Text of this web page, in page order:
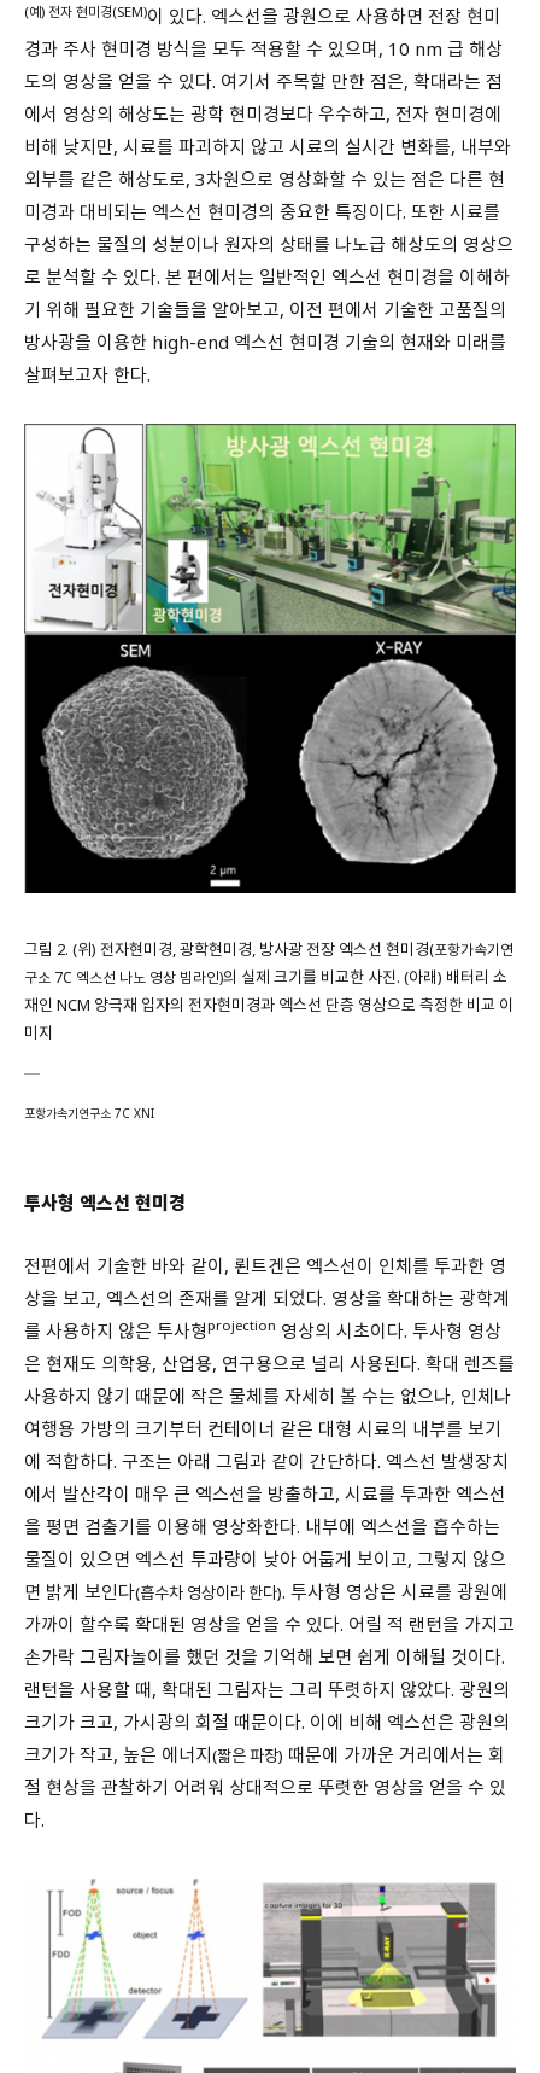
(예) 전자 현미경(SEM)이 있다. 엑스선을 광원으로 사용하면 전장 현미
경과 주사 현미경 방식을 모두 적용할 수 있으며, 10 nm 급 해상
도의 영상을 얻을 수 있다. 여기서 주목할 만한 점은, 확대라는 점
에서 영상의 해상도는 광학 현미경보다 우수하고, 전자 현미경에
비해 낮지만, 시료를 파괴하지 않고 시료의 실시간 변화를, 내부와
외부를 같은 해상도로, 3차원으로 영상화할 수 있는 점은 다른 현
미경과 대비되는 엑스선 현미경의 중요한 특징이다. 또한 시료를
구성하는 물질의 성분이나 원자의 상태를 나노급 해상도의 영상으
로 분석할 수 있다. 본 편에서는 일반적인 엑스선 현미경을 이해하
기 위해 필요한 기술들을 알아보고, 이전 편에서 기술한 고품질의
방사광을 이용한 high-end 엑스선 현미경 기술의 현재와 미래를
살펴보고자 한다.
그림 2. (위) 전자현미경, 광학현미경, 방사광 전장 엑스선 현미경(포항가속기연
구소 7C 엑스선 나노 영상 빔라인)의 실제 크기를 비교한 사진. (아래) 배터리 소
재인 NCM 양극재 입자의 전자현미경과 엑스선 단층 영상으로 측정한 비교 이
미지
포항가속기연구소 7C XNI
투사형 엑스선 현미경
전편에서 기술한 바와 같이, 뢴트겐은 엑스선이 인체를 투과한 영
상을 보고, 엑스선의 존재를 알게 되었다. 영상을 확대하는 광학계
를 사용하지 않은 투사형projection 영상의 시초이다. 투사형 영상
은 현재도 의학용, 산업용, 연구용으로 널리 사용된다. 확대 렌즈를
사용하지 않기 때문에 작은 물체를 자세히 볼 수는 없으나, 인체나
여행용 가방의 크기부터 컨테이너 같은 대형 시료의 내부를 보기
에 적합하다. 구조는 아래 그림과 같이 간단하다. 엑스선 발생장치
에서 발산각이 매우 큰 엑스선을 방출하고, 시료를 투과한 엑스선
을 평면 검출기를 이용해 영상화한다. 내부에 엑스선을 흡수하는
물질이 있으면 엑스선 투과량이 낮아 어둡게 보이고, 그렇지 않으
면 밝게 보인다(흡수차 영상이라 한다). 투사형 영상은 시료를 광원에
가까이 할수록 확대된 영상을 얻을 수 있다. 어릴 적 랜턴을 가지고
손가락 그림자놀이를 했던 것을 기억해 보면 쉽게 이해될 것이다.
랜턴을 사용할 때, 확대된 그림자는 그리 뚜렷하지 않았다. 광원의
크기가 크고, 가시광의 회절 때문이다. 이에 비해 엑스선은 광원의
크기가 작고, 높은 에너지(짧은 파장) 때문에 가까운 거리에서는 회
절 현상을 관찰하기 어려워 상대적으로 뚜렷한 영상을 얻을 수 있
다.